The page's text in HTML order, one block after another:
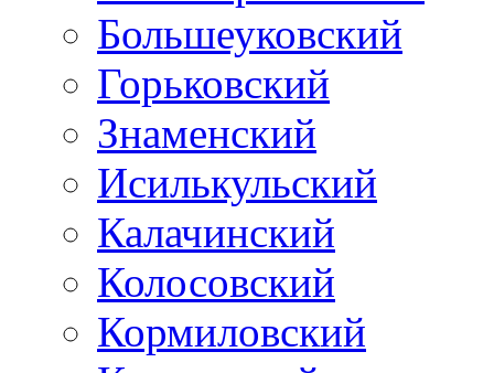
Большеуковский
Горьковский
Знаменский
Исилькульский
Калачинский
Колосовский
Кормиловский